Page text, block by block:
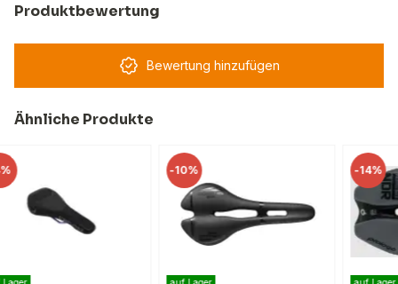
Produktbewertung
Bewertung hinzufügen
Ähnliche Produkte